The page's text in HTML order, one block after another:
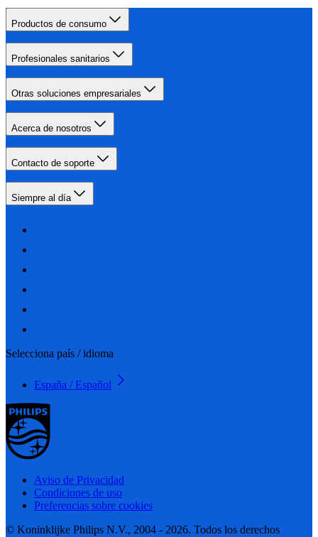
Productos de consumo
Profesionales sanitarios
Otras soluciones empresariales
Acerca de nosotros
Contacto de soporte
Siempre al día
Selecciona país / idioma
España / Español
Aviso de Privacidad
Condiciones de uso
Preferencias sobre cookies
© Koninklijke Philips N.V., 2004 - 2026. Todos los derechos